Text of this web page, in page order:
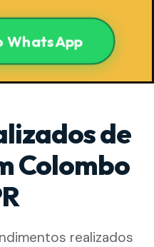
WhatsApp
de
Colombo
realizados